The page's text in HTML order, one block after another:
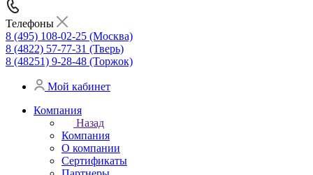
Телефоны
8 (495) 108-02-25 (Москва)
8 (4822) 57-77-31 (Тверь)
8 (48251) 9-28-48 (Торжок)
Мой кабинет
Компания
Назад
Компания
О компании
Сертификаты